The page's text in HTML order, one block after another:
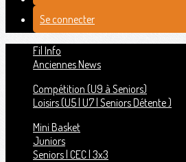
Se connecter
Fil Info
Anciennes News
Compétition (U9 à Seniors)
Loisirs (U5 | U7 | Seniors Détente )
Mini Basket
Juniors
Seniors | CEC | 3x3